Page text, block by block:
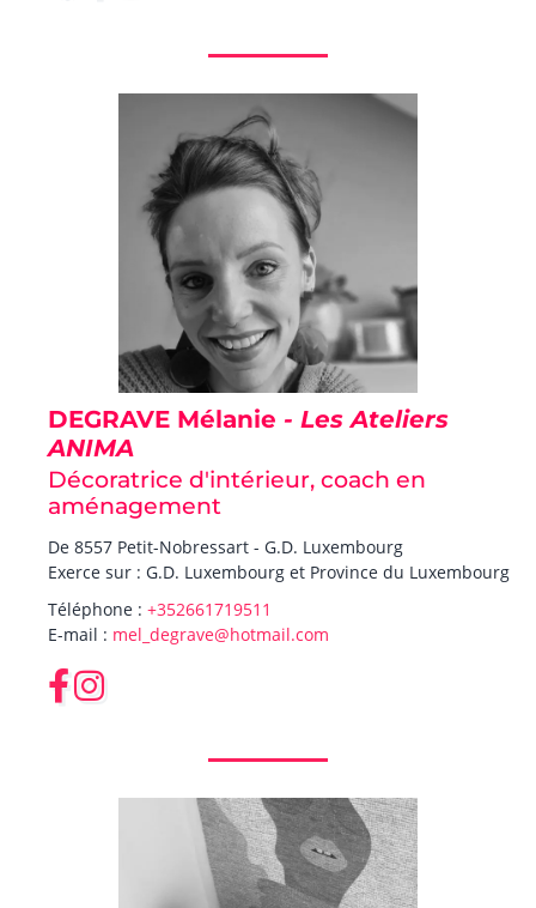
DEGRAVE Mélanie - Les Ateliers
ANIMA
Décoratrice d'intérieur, coach en
aménagement
De 8557 Petit-Nobressart - G.D. Luxembourg
Exerce sur : G.D. Luxembourg et Province du Luxembourg
Téléphone : +352661719511
E-mail : mel_degrave@hotmail.com